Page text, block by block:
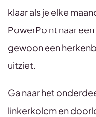
klaar als je elke
PowerPoint naar
gewoon een
uitziet.
Ga naar het
linkerkolom en